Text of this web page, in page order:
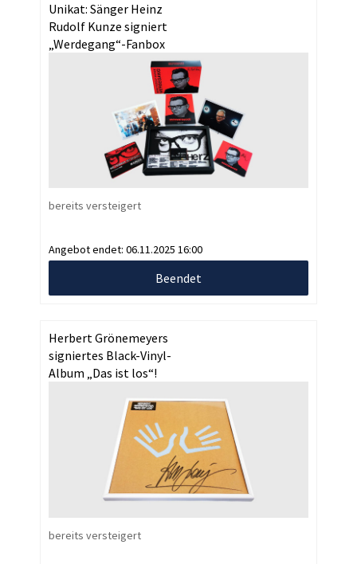
Unikat: Sänger Heinz
Rudolf Kunze signiert
„Werdegang“-Fanbox
bereits versteigert
Angebot endet: 06.11.2025 16:00
Beendet
Herbert Grönemeyers
signiertes Black-Vinyl-
Album „Das ist los“!
bereits versteigert